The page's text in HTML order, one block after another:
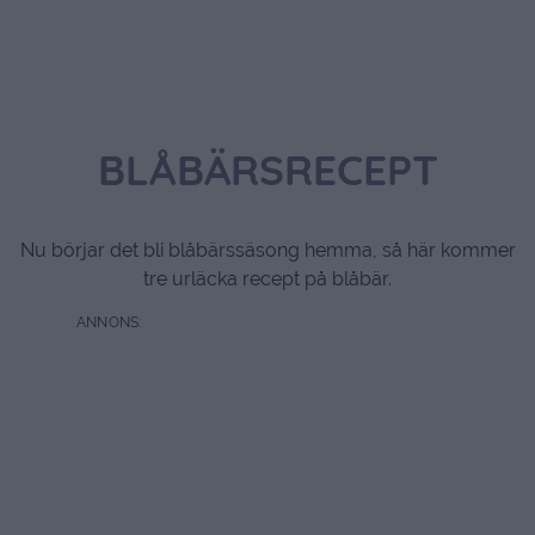
BLÅBÄRSRECEPT
Nu börjar det bli blåbärssäsong hemma, så här kommer
tre urläcka recept på blåbär.